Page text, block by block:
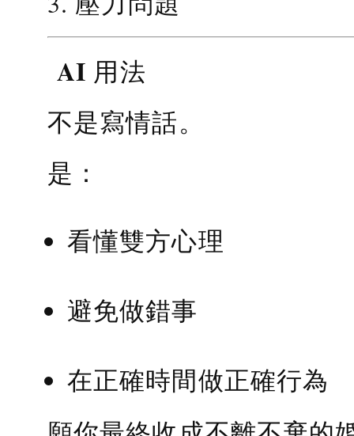
AI 用法
不是寫情話。
是：
看懂雙方心理
避免做錯事
在正確時間做正確行為